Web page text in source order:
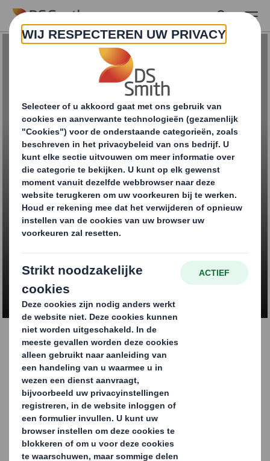
Skip to main content
Whitepaper:
ecommerce
packaging
Whitepaper – Dit
verwachten e-shoppers
van verpakkingen